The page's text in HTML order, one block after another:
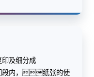
及细分成
内，纸张的使